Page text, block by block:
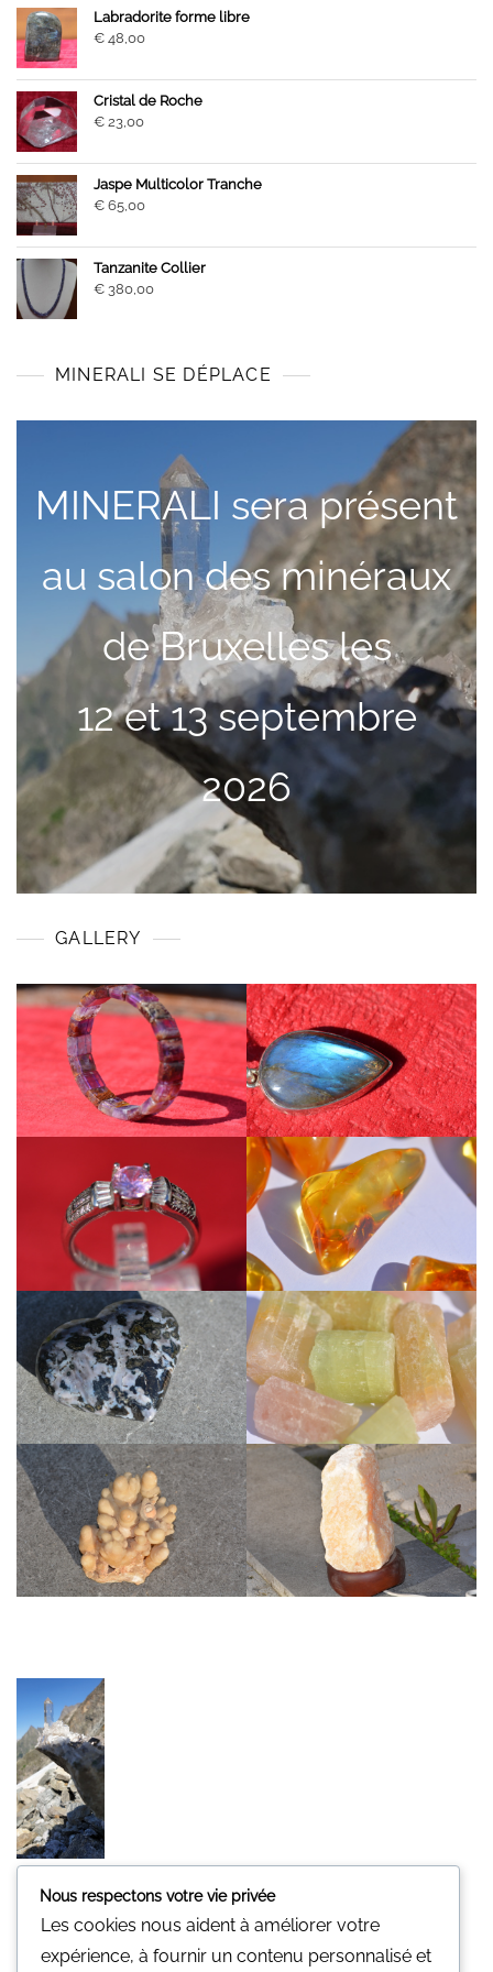
Labradorite forme libre
€ 48,00
Cristal de Roche
€ 23,00
Jaspe Multicolor Tranche
€ 65,00
Tanzanite Collier
€ 380,00
MINERALI SE DÉPLACE
MINERALI sera présent
au salon des minéraux
de Bruxelles les
12 et 13 septembre
2026
GALLERY
Minerali
Une pierre pour vous.
Nous n'avons pas de magasin physique
Nous respectons votre vie privée
Les cookies nous aident à améliorer votre
expérience, à fournir un contenu personnalisé et